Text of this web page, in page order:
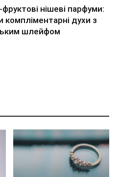
фруктові нішеві парфуми:
компліментарні духи з
шлейфом